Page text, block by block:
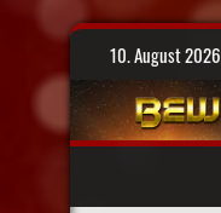
Skip
content
10. August 2026